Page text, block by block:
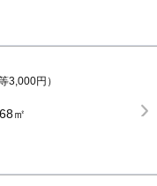
3,000円）
㎡